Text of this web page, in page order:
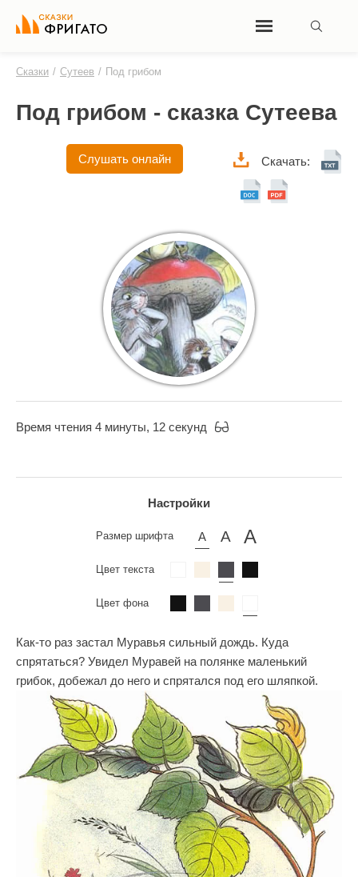
Сказки / Сутеев / Под грибом
Под грибом - сказка Сутеева
Слушать онлайн Скачать:
Время чтения 4 минуты, 12 секунд
Настройки
Размер шрифта
Цвет текста
Цвет фона
Как-то раз застал Муравья сильный дождь. Куда
спрятаться? Увидел Муравей на полянке маленький
грибок, добежал до него и спрятался под его шляпкой.